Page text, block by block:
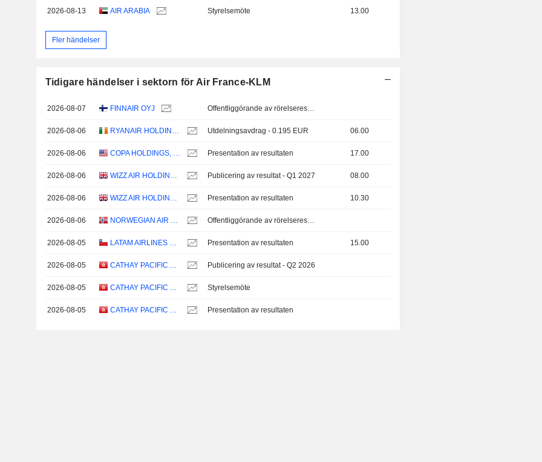
2026-08-13 AIR ARABIA Styrelsemöte 13.00
Fler händelser
Tidigare händelser i sektorn för Air France-KLM
2026-08-07 FINNAIR OYJ Offentliggörande av rörelseresultat
2026-08-06 RYANAIR HOLDINGS PLC Utdelningsavdrag - 0.195 EUR 06.00
2026-08-06 COPA HOLDINGS, S.A. Presentation av resultaten 17.00
2026-08-06 WIZZ AIR HOLDINGS PLC Publicering av resultat - Q1 2027 08.00
2026-08-06 WIZZ AIR HOLDINGS PLC Presentation av resultaten 10.30
2026-08-06 NORWEGIAN AIR SHUTTLE ASA Offentliggörande av rörelseresultat
2026-08-05 LATAM AIRLINES GROUP S.A. Presentation av resultaten 15.00
2026-08-05 CATHAY PACIFIC AIRWAYS LIMITED Publicering av resultat - Q2 2026
2026-08-05 CATHAY PACIFIC AIRWAYS LIMITED Styrelsemöte
2026-08-05 CATHAY PACIFIC AIRWAYS LIMITED Presentation av resultaten